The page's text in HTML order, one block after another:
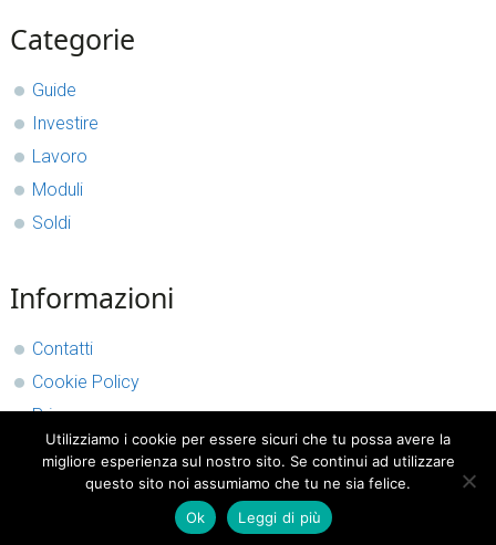
sidebar
Blog
Categorie
Guide
Investire
Lavoro
Moduli
Soldi
Informazioni
Contatti
Cookie Policy
Privacy
Utilizziamo i cookie per essere sicuri che tu possa avere la
migliore esperienza sul nostro sito. Se continui ad utilizzare
questo sito noi assumiamo che tu ne sia felice.
Ok
Leggi di più